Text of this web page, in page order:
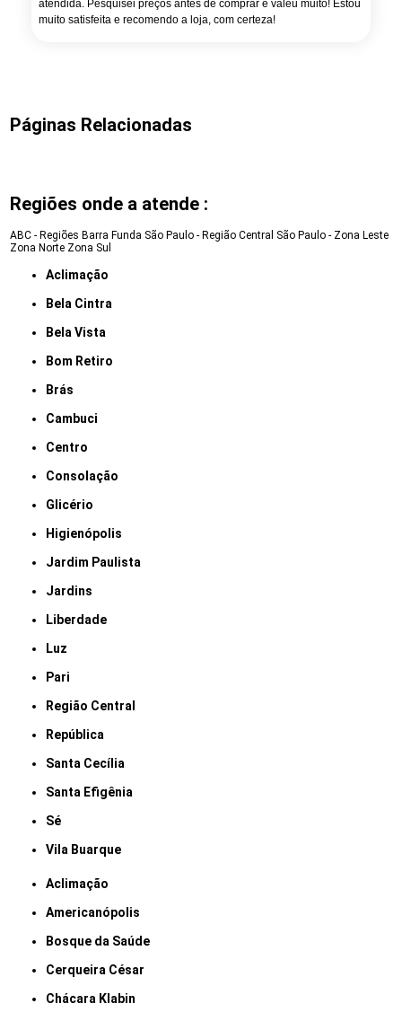
atendida. Pesquisei preços antes de comprar e valeu muito! Estou
muito satisfeita e recomendo a loja, com certeza!
Páginas Relacionadas
Regiões onde a atende :
ABC - Regiões Barra Funda São Paulo - Região Central São Paulo - Zona Leste
Zona Norte Zona Sul
Aclimação
Bela Cintra
Bela Vista
Bom Retiro
Brás
Cambuci
Centro
Consolação
Glicério
Higienópolis
Jardim Paulista
Jardins
Liberdade
Luz
Pari
Região Central
República
Santa Cecília
Santa Efigênia
Sé
Vila Buarque
Aclimação
Americanópolis
Bosque da Saúde
Cerqueira César
Chácara Klabin